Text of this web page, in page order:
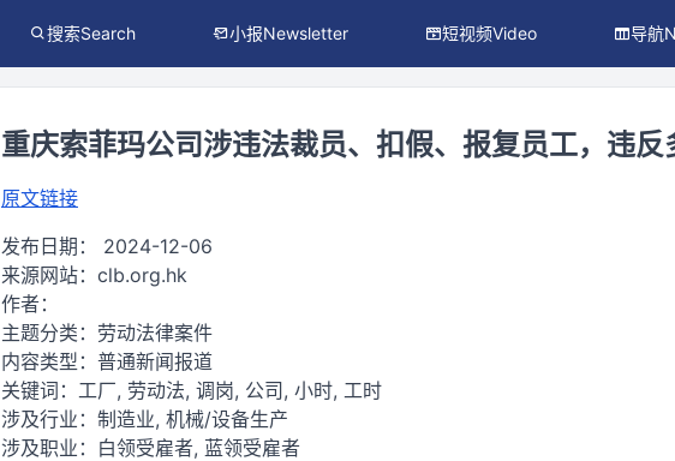
搜索Search 小报Newsletter 短视频Video 导航
重庆索菲玛公司涉违法裁员、扣假、报复员工，违反
原文链接
发布日期： 2024-12-06
来源网站： clb.org.hk
作者：
主题分类： 劳动法律案件
内容类型： 普通新闻报道
关键词： 工厂, 劳动法, 调岗, 公司, 小时, 工时
涉及行业： 制造业, 机械/设备生产
涉及职业： 白领受雇者, 蓝领受雇者